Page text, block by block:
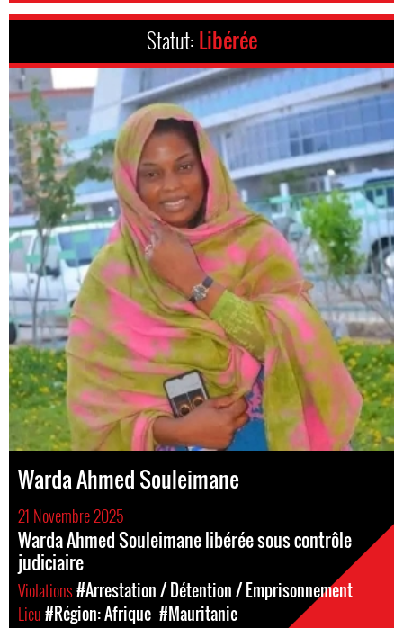
Statut: Libérée
Warda Ahmed Souleimane
21 Novembre 2025
Warda Ahmed Souleimane libérée sous contrôle
judiciaire
Violations#Arrestation / Détention / Emprisonnement
Lieu#Région: Afrique #Mauritanie